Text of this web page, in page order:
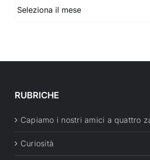
RUBRICHE
Capiamo i nostri amici a quattro
Curiosità